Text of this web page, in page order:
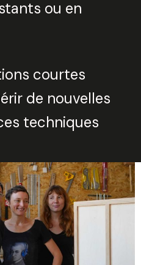
ou en
courtes
de nouvelles
techniques